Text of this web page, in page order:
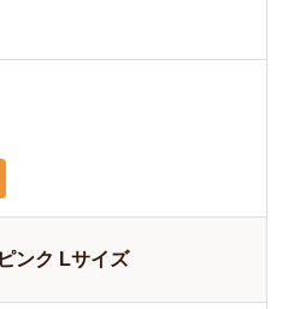
ンク Lサイズ